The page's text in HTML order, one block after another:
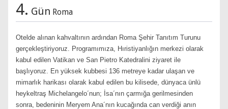
4. Gün Roma
Otelde alınan kahvaltının ardından Roma Şehir Tanıtım Turunu
gerçekleştiriyoruz. Programımıza, Hıristiyanlığın merkezi olarak
kabul edilen Vatikan ve San Pietro Katedralini ziyaret ile
başlıyoruz. En yüksek kubbesi 136 metreye kadar ulaşan ve
mimarlık harikası olarak kabul edilen bu kilisede, dünyaca ünlü
heykeltraş Michelangelo´nun; İsa´nın çarmığa gerilmesinden
sonra, bedeninin Meryem Ana´nın kucağında can verdiği anın